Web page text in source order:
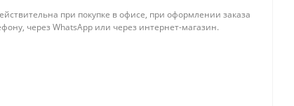
при покупке в офисе, при оформлении заказа
через WhatsApp или через интернет-магазин.